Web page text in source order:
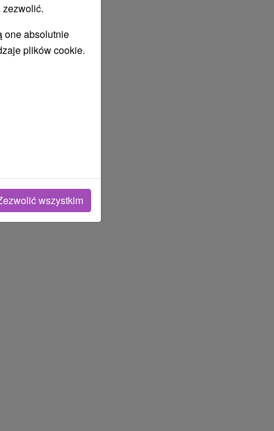
one absolutnie
plików cookie.
wszystkim